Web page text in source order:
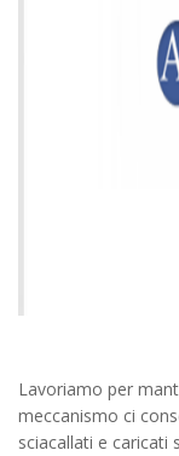
Lavoriamo per
meccanismo ci
sciacallati e caricati